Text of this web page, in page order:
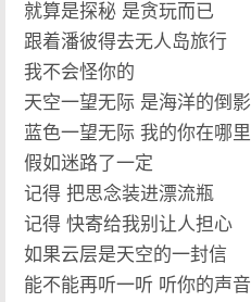
就算是探秘 是贪玩而已
跟着潘彼得去无人岛旅行
我不会怪你的
天空一望无际 是海洋的倒影
蓝色一望无际 我的你在哪里
假如迷路了一定
记得 把思念装进漂流瓶
记得 快寄给我别让人担心
如果云层是天空的一封信
能不能再听一听 听你的声音